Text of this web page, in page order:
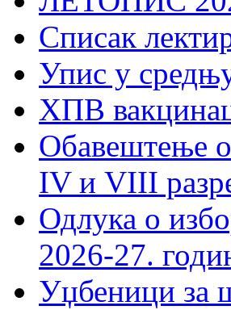
Списак
Упис у
ХПВ
Обавештење
IV и VIII
Одлука о
2026-27.
Уџбеници за